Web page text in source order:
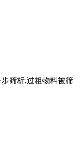
筛析,过粗物料被筛